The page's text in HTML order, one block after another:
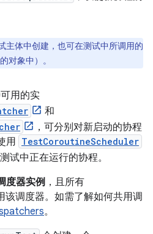
主体中创建，也可在测试中所调用的
对象中）。
用的实
和
，可分别对新启动的协程
用 TestCoroutineScheduler
试中正在运行的协程。
度器实例 ，且所有
该调度器。如需了解如何共用调
。